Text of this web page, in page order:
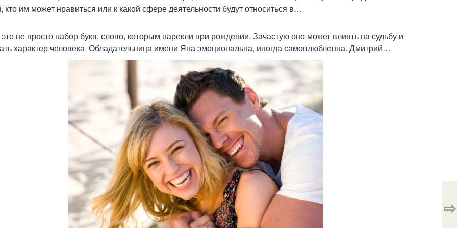
кто им может нравиться или к какой сфере деятельности будут относиться в…
не просто набор букв, слово, которым нарекли при рождении. Зачастую оно может влиять на судьбу и
характер человека. Обладательница имени Яна эмоциональна, иногда самовлюбленна. Дмитрий…
⇨